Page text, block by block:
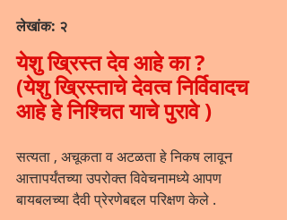
लेखांक: २
येशु ख्रिस्त देव आहे का ?
(येशु ख्रिस्ताचे देवत्व निर्विवादच
आहे हे निश्चित याचे पुरावे )
सत्यता , अचूकता व अटळता हे निकष लावून
आत्तापर्यंतच्या उपरोक्त विवेचनामध्ये आपण
बायबलच्या दैवी प्रेरणेबद्दल परिक्षण केले .